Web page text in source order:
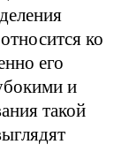
ко
его
и
такой